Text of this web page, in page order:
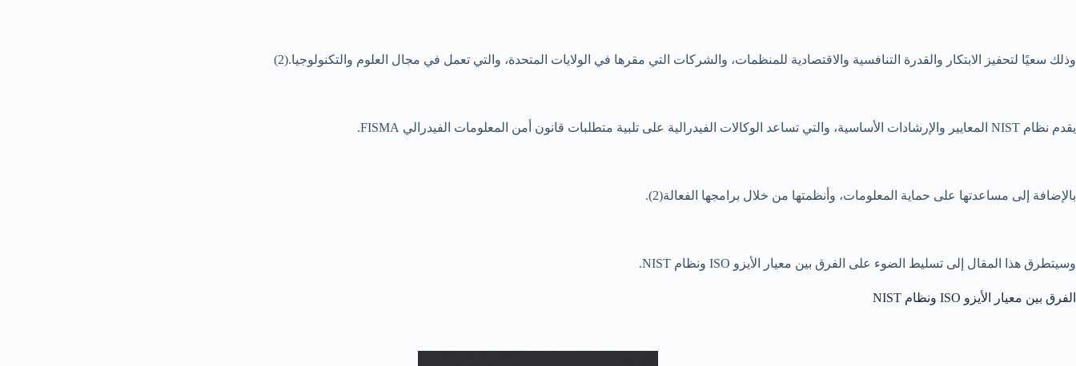
وذلك سعيًا لتحفيز الابتكار والقدرة التنافسية والاقتصادية للمنظمات، والشركات التي مقرها في الولايات المتحدة، والتي تعمل في مجال العلوم والتكنولوجيا.(2)
يقدم نظام NIST المعايير والإرشادات الأساسية، والتي تساعد الوكالات الفيدرالية على تلبية متطلبات قانون أمن المعلومات الفيدرالي FISMA.
بالإضافة إلى مساعدتها على حماية المعلومات، وأنظمتها من خلال برامجها الفعالة(2).
وسيتطرق هذا المقال إلى تسليط الضوء على الفرق بين معيار الأيزو ISO ونظام NIST.
الفرق بين معيار الأيزو ISO ونظام NIST